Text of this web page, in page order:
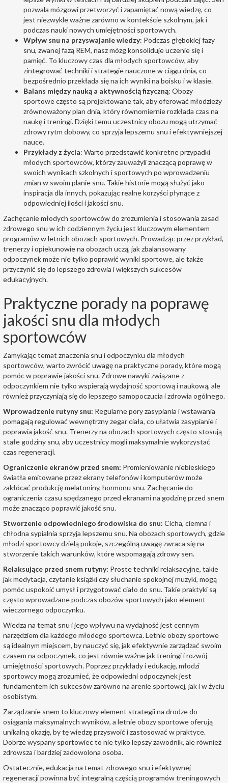
pozwala mózgowi przetworzyć i zapamiętać nową wiedzę, co
jest niezwykle ważne zarówno w kontekście szkolnym, jak i
podczas nauki nowych umiejętności sportowych.
Wpływ snu na przyswajanie wiedzy: Podczas głębokiej fazy
snu, zwanej fazą REM, nasz mózg konsoliduje uczenie się i
pamięć. To kluczowy czas dla młodych sportowców, aby
zintegrować techniki i strategie nauczone w ciągu dnia, co
bezpośrednio przekłada się na ich wyniki na boisku i w klasie.
Balans między nauką a aktywnością fizyczną: Obozy
sportoweczęsto są projektowane tak, aby oferować młodzieży
zrównoważony plan dnia, który równomiernie rozkłada czas na
naukę i treningi. Dzięki temu uczestnicy obozu mogą utrzymać
zdrowy rytm dobowy, co sprzyja lepszemu snu i efektywniejszej
nauce.
Przykłady z życia: Warto przedstawić konkretne przypadki
młodych sportowców, którzy zauważyli znaczącą poprawę w
swoich wynikach szkolnych i sportowych po wprowadzeniu
zmian w swoim planie snu. Takie historie mogą służyć jako
inspiracja dla innych, pokazując realne korzyści płynące z
odpowiedniej ilości i jakości snu.
Zachęcanie młodych sportowców do zrozumienia i stosowania zasad
zdrowego snu w ich codziennym życiu jest kluczowym elementem
programów w letnich obozach sportowych. Prowadząc przez przykład,
trenerzy i opiekunowie na obozach uczą, jak zbalansowany
odpoczynek może nie tylko poprawić wyniki sportowe, ale także
przyczynić się do lepszego zdrowia i większych sukcesów
edukacyjnych.
Praktyczne porady na poprawę
jakości snu dla młodych
sportowców
Zamykając temat znaczenia snu i odpoczynku dla młodych
sportowców, warto zwrócić uwagę na praktyczne porady, które mogą
pomóc w poprawie jakości snu. Zdrowe nawyki związane z
odpoczynkiem nie tylko wspierają wydajność sportową i naukową, ale
również przyczyniają się do lepszego samopoczucia i zdrowia ogólnego.
Wprowadzenie rutyny snu: Regularne pory zasypiania i wstawania
pomagają regulować wewnętrzny zegar ciała, co ułatwia zasypianie i
poprawia jakość snu. Trenerzy na obozach sportowych często stosują
stałe godziny snu, aby uczestnicy mogli maksymalnie wykorzystać
czas regeneracji.
Ograniczenie ekranów przed snem: Promieniowanie niebieskiego
światła emitowane przez ekrany telefonów i komputerów może
zakłócać produkcję melatoniny, hormonu snu. Zachęcanie do
ograniczenia czasu spędzanego przed ekranami na godzinę przed snem
może znacząco poprawić jakość snu.
Stworzenie odpowiedniego środowiska do snu: Cicha, ciemna i
chłodna sypialnia sprzyja lepszemu snu. Na obozach sportowych, gdzie
młodzi sportowcy dzielą pokoje, szczególną uwagę zwraca się na
stworzenie takich warunków, które wspomagają zdrowy sen.
Relaksujące przed snem rutyny: Proste techniki relaksacyjne, takie
jak medytacja, czytanie książki czy słuchanie spokojnej muzyki, mogą
pomóc uspokoić umysł i przygotować ciało do snu. Takie praktyki są
często wprowadzane podczas obozów sportowych jako element
wieczornego odpoczynku.
Wiedza na temat snu i jego wpływu na wydajność jest cennym
narzędziem dla każdego młodego sportowca. Letnie obozy sportowe
są idealnym miejscem, by nauczyć się, jak efektywnie zarządzać swoim
czasem na odpoczynek, co jest równie ważne jak treningi i rozwój
umiejętności sportowych. Poprzez przykłady i edukację, młodzi
sportowcy mogą zrozumieć, że odpowiedni odpoczynek jest
fundamentem ich sukcesów zarówno na arenie sportowej, jak i w życiu
osobistym.
Zarządzanie snem to kluczowy element strategii na drodze do
osiągania maksymalnych wyników, a letnie obozy sportowe oferują
unikalną okazję, by tę wiedzę przyswoić i zastosować w praktyce.
Dobrze wyspany sportowiec to nie tylko lepszy zawodnik, ale również
zdrowsza i bardziej zadowolona osoba.
Ostatecznie, edukacja na temat zdrowego snu i efektywnej
regeneracji powinna być integralną częścią programów treningowych